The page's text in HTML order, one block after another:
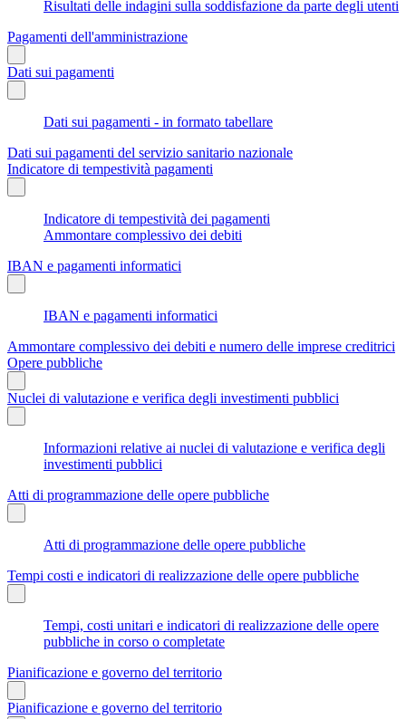
Risultati delle indagini sulla soddisfazione da parte degli utenti
Pagamenti dell'amministrazione
Dati sui pagamenti
Dati sui pagamenti - in formato tabellare
Dati sui pagamenti del servizio sanitario nazionale
Indicatore di tempestività pagamenti
Indicatore di tempestività dei pagamenti
Ammontare complessivo dei debiti
IBAN e pagamenti informatici
IBAN e pagamenti informatici
Ammontare complessivo dei debiti e numero delle imprese creditrici
Opere pubbliche
Nuclei di valutazione e verifica degli investimenti pubblici
Informazioni relative ai nuclei di valutazione e verifica degli
investimenti pubblici
Atti di programmazione delle opere pubbliche
Atti di programmazione delle opere pubbliche
Tempi costi e indicatori di realizzazione delle opere pubbliche
Tempi, costi unitari e indicatori di realizzazione delle opere
pubbliche in corso o completate
Pianificazione e governo del territorio
Pianificazione e governo del territorio